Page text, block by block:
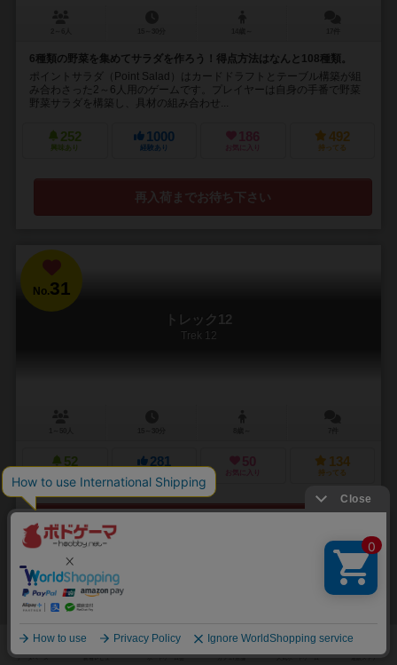
6種類の野菜を集めてサラダを作ろう！得点方法はなんと108種類。
ポイントサラダ（Point Salad）はカードドラフトとテーブル構築が組
み合わさった2～6人用のゲームです。プレイヤーは自身の手番で野菜
野菜サラダを構築し、具材の組み合わせ...
252
興味あり
1000
経験あり
186
お気に入り
492
持ってる
再入荷までお待ち下さい
No.31
トレック12
Trek 12
52 281 50
お気に入り
134
持ってる
32
テイク・イット・イージー
Take it Easy!